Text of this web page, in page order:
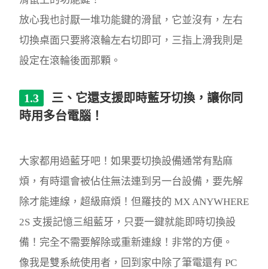
放心我也討厭一堆功能鍵的滑鼠，它並沒有，左右
切換桌面只要將滾輪左右切即可，三指上滑我則是
設定在滾輪後面那顆。
三、它還支援即時藍牙切換，讓你同
時用多台電腦！
大家都用過藍牙吧！如果要切換設備通常有點麻
煩，有時還會被佔住無法連到另一台設備，要先解
除才能連線，超級麻煩！但羅技的 MX ANYWHERE
2S 支援記憶三組藍牙，只要一鍵就能即時切換設
備！完全不需要解除或重新連線！非常的方便。
像我是雙系統使用者，回到家中除了筆電還有 PC